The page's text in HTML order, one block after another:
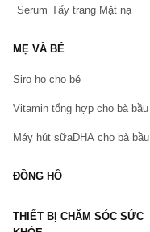
Vấn đề(*)
Serum Tẩy trang Mặt nạ
MẸ VÀ BÉ
Siro ho cho bé
Vitamin tổng hợp cho bà bầu
Máy hút sữaDHA cho bà bầu
ĐỒNG HỒ
THIẾT BỊ CHĂM SÓC SỨC